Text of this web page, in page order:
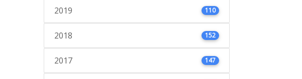
2019 110
2018 152
2017 147